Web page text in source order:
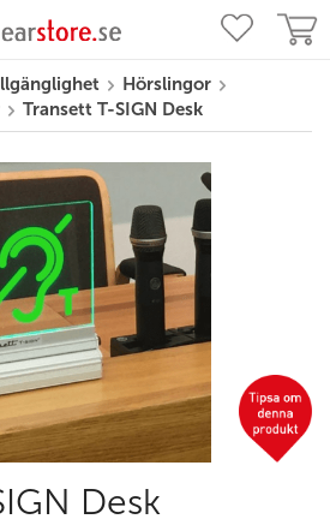
Hörslingor
Transett T-SIGN Desk
Desk